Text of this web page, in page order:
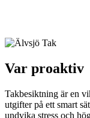
Var proaktiv
Takbesiktning är en
utgifter på ett smart
undvika stress och